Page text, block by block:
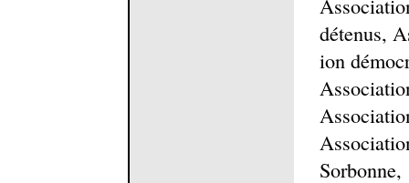
détenus,
ion